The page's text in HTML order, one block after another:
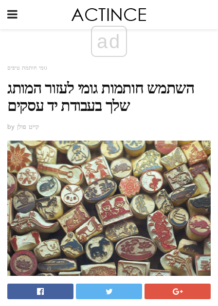
ad
גומי חותמת טיפים
השתמש חותמות גומי לעזור המותג
שלך בעבודת יד עסקים
by קייט פולן